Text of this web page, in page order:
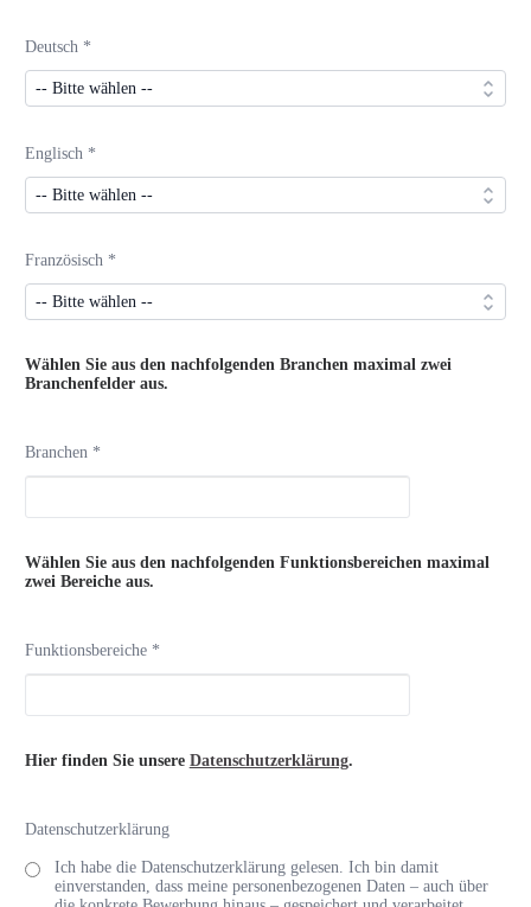
Deutsch *
Englisch *
Französisch *
Wählen Sie aus den nachfolgenden Branchen maximal zwei
Branchenfelder aus.
Branchen *
Wählen Sie aus den nachfolgenden Funktionsbereichen maximal
zwei Bereiche aus.
Funktionsbereiche *
Hier finden Sie unsere Datenschutzerklärung.
Datenschutzerklärung
Ich habe die Datenschutzerklärung gelesen. Ich bin damit
einverstanden, dass meine personenbezogenen Daten – auch über